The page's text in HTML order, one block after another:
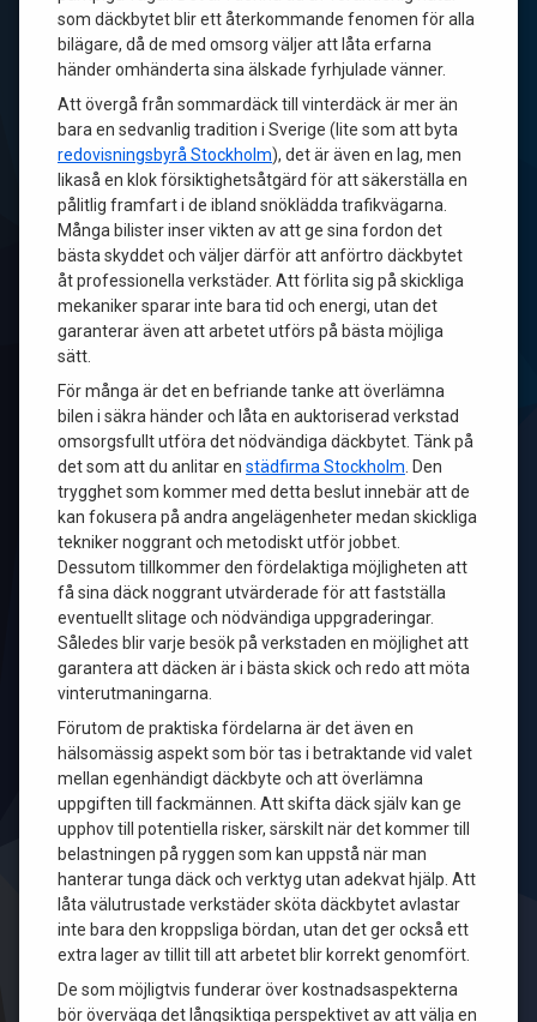
som däckbytet blir ett återkommande fenomen för alla
bilägare, då de med omsorg väljer att låta erfarna
händer omhänderta sina älskade fyrhjulade vänner.
Att övergå från sommardäck till vinterdäck är mer än
bara en sedvanlig tradition i Sverige (lite som att byta
redovisningsbyrå Stockholm), det är även en lag, men
likaså en klok försiktighetsåtgärd för att säkerställa en
pålitlig framfart i de ibland snöklädda trafikvägarna.
Många bilister inser vikten av att ge sina fordon det
bästa skyddet och väljer därför att anförtro däckbytet
åt professionella verkstäder. Att förlita sig på skickliga
mekaniker sparar inte bara tid och energi, utan det
garanterar även att arbetet utförs på bästa möjliga
sätt.
För många är det en befriande tanke att överlämna
bilen i säkra händer och låta en auktoriserad verkstad
omsorgsfullt utföra det nödvändiga däckbytet. Tänk på
det som att du anlitar en städfirma Stockholm . Den
trygghet som kommer med detta beslut innebär att de
kan fokusera på andra angelägenheter medan skickliga
tekniker noggrant och metodiskt utför jobbet.
Dessutom tillkommer den fördelaktiga möjligheten att
få sina däck noggrant utvärderade för att fastställa
eventuellt slitage och nödvändiga uppgraderingar.
Således blir varje besök på verkstaden en möjlighet att
garantera att däcken är i bästa skick och redo att möta
vinterutmaningarna.
Förutom de praktiska fördelarna är det även en
hälsomässig aspekt som bör tas i betraktande vid valet
mellan egenhändigt däckbyte och att överlämna
uppgiften till fackmännen. Att skifta däck själv kan ge
upphov till potentiella risker, särskilt när det kommer till
belastningen på ryggen som kan uppstå när man
hanterar tunga däck och verktyg utan adekvat hjälp. Att
låta välutrustade verkstäder sköta däckbytet avlastar
inte bara den kroppsliga bördan, utan det ger också ett
extra lager av tillit till att arbetet blir korrekt genomfört.
De som möjligtvis funderar över kostnadsaspekterna
bör överväga det långsiktiga perspektivet av att välja en